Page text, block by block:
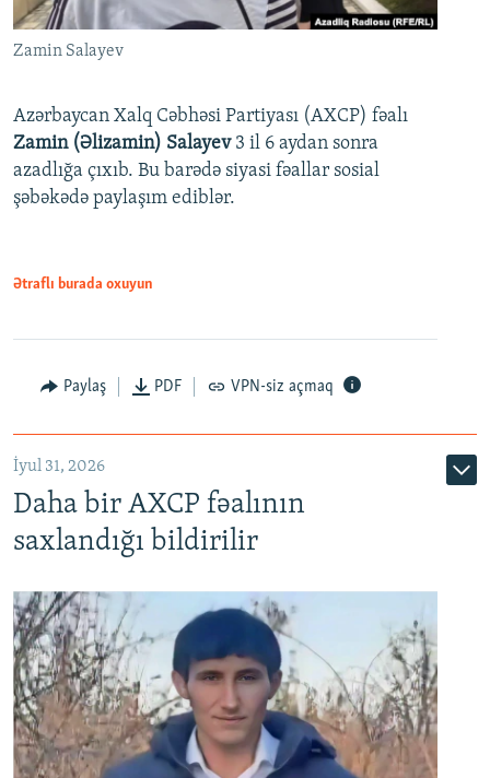
Zamin Salayev
Azərbaycan Xalq Cəbhəsi Partiyası (AXCP) fəalı
Zamin (Əlizamin) Salayev 3 il 6 aydan sonra
azadlığa çıxıb. Bu barədə siyasi fəallar sosial
şəbəkədə paylaşım ediblər.
Ətraflı burada oxuyun
Paylaş PDF VPN-siz açmaq
İyul 31, 2026
Daha bir AXCP fəalının
saxlandığı bildirilir